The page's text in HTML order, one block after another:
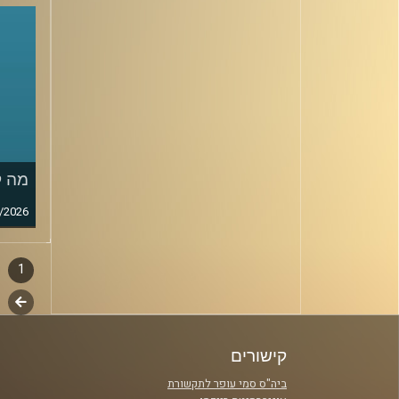
מה
סגירה
1
לשלב
קישורים
ביה"ס סמי עופר לתקשורת